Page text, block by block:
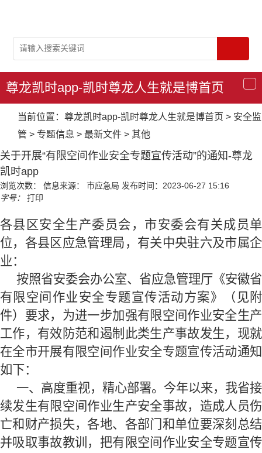
尊龙凯时app-凯时尊龙人生就是博首页
导
航
当前位置： 尊龙凯时app-凯时尊龙人生就是博首页 > 安全监
管 > 专题信息 > 最新文件 > 其他
关于开展“有限空间作业安全专题宣传活动”的通知-尊龙
凯时app
浏览次数： 信息来源： 市应急局 发布时间：2023-06-27 15:16
字号：
打印
各县区安全生产委员会 ， 市安委会有关成员单
位， 各县区应急管理局 ，有关中央驻六及市属企
业：
按照省安委会办公室、 省应急管理厅 《安徽省
有限空间作业安全专题宣传活动方案》 （ 见附
件） 要求，为进一步加强有限空间作业安全生产
工作，有效 防范和遏制 此类生产事故发生，现就
在全市开展有限空间作业安全专题宣传活动通知
如下：
一、高度重视， 精心部署。 今年以来，我省接
续发生有限空间作业生产安全事故，造成人员伤
亡和财产损失，各地、各部门和单位要深刻总结
并吸取事故教训，把有限空间作业安全专题宣传